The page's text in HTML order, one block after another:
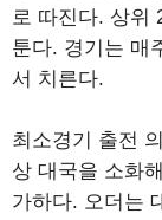
로 따진다. 상위
툰다. 경기는 매
서 치른다.
최소경기 출전
상 대국을 소화
가하다. 오더는